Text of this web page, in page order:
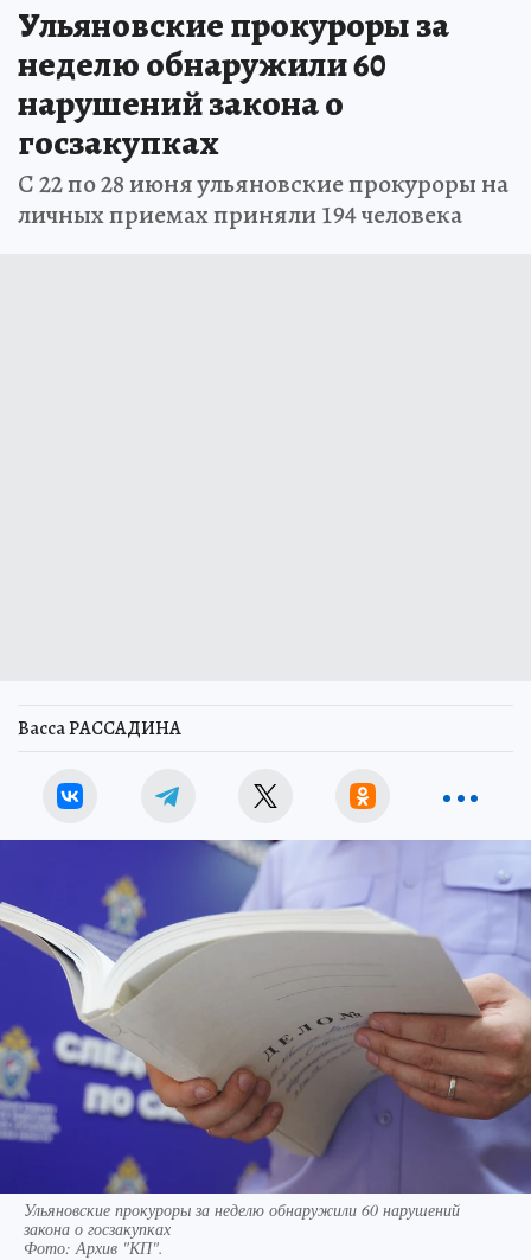
Ульяновские прокуроры за
неделю обнаружили 60
нарушений закона о
госзакупках
С 22 по 28 июня ульяновские прокуроры на
личных приемах приняли 194 человека
Васса РАССАДИНА
Ульяновские прокуроры за неделю обнаружили 60 нарушений
закона о госзакупках
Фото: Архив "КП".